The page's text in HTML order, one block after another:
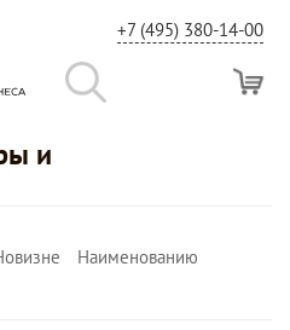
+7 (495) 380-14-00
и
Наименованию